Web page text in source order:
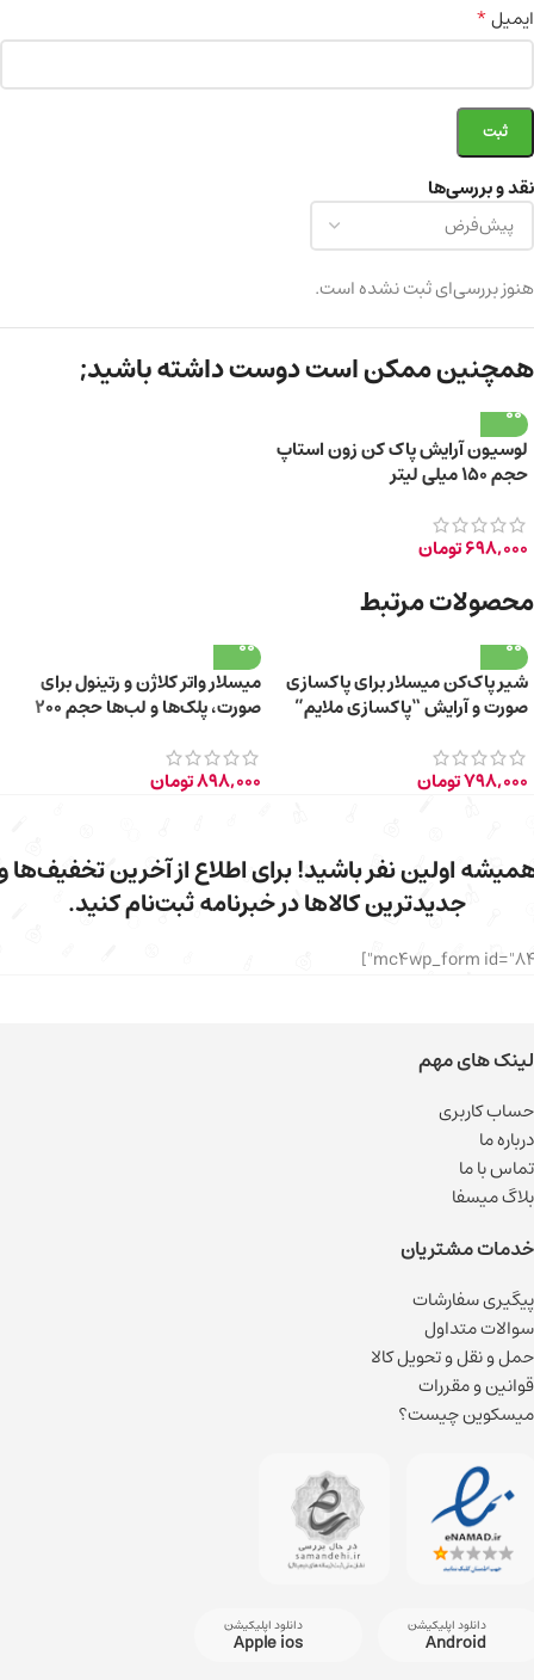
نقد و بررسی‌ها
هنوز بررسی‌ای ثبت نشده است.
ایمیل*
همچنین ممکن است دوست داشته باشید;
لوسیون آرایش پاک کن زون استاپ
حجم ۱۵۰ میلی لیتر
698,000تومان
محصولات مرتبط
شیر پاک‌کن میسلار برای پاکسازی
صورت و آرایش “پاکسازی ملایم”
798,000تومان
میسلار واتر کلاژن و رتینول برای
صورت، پلک‌ها و لب‌ها حجم 200
898,000تومان
اولین نفر باشید! برای اطلاع از آخرین تخفیف‌ها
جدیدترین کالاها در خبرنامه ثبت‌نام کنید.
لینک های مهم
حساب کاربری
درباره ما
تماس با ما
بلاگ میسفا
خدمات مشتریان
پیگیری سفارشات
سوالات متداول
حمل و نقل و تحویل کالا
قوانین و مقررات
میسکوین چیست؟
دانلود اپلیکیشن
Android
دانلود اپلیکیشن
Apple ios